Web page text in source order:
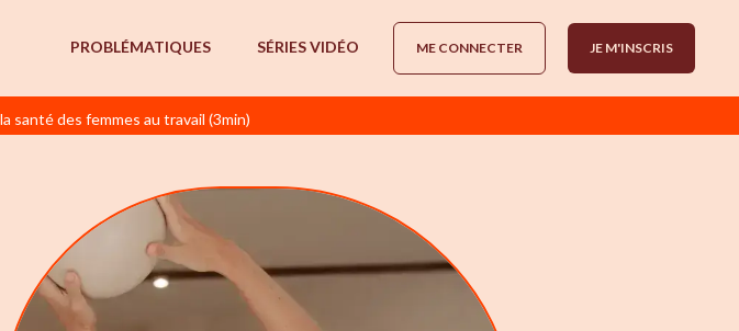
PROBLÉMATIQUES SÉRIES VIDÉO ME CONNECTER JE M'INSCRIS
santé des femmes au travail (3min)